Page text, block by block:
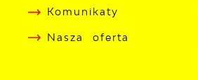
Komunikaty
Nasza oferta